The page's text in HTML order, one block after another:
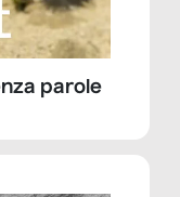
parole